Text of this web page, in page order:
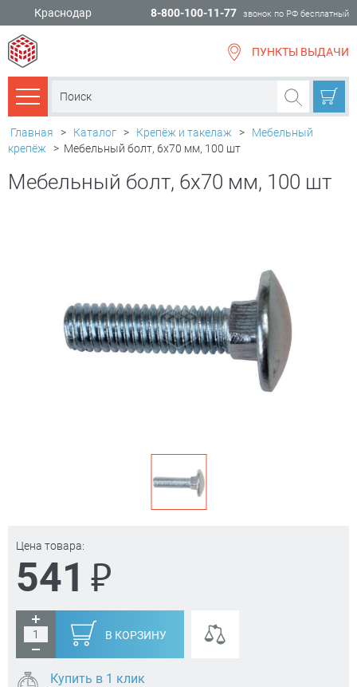
Краснодар 8-800-100-11-77 звонок по РФ бесплатный
ПУНКТЫ ВЫДАЧИ
Каталог товаров
Главная > Каталог > Крепёж и такелаж >
Мебельный
крепёж
> Мебельный болт, 6х70 мм, 100 шт
Мебельный болт, 6х70 мм, 100 шт
Цена товара:
541 ₽
В КОРЗИНУ
Купить в 1 клик